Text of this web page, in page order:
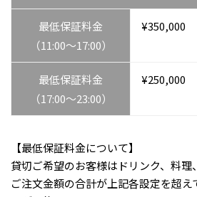
最低保証料⾦
（11:00〜17:00）
¥350,000
最低保証料⾦
（17:00〜23:00）
¥250,000
【最低保証料金について】
貸切ご希望のお客様はドリンク、料
ご注⽂⾦額の合計が上記各設定を超